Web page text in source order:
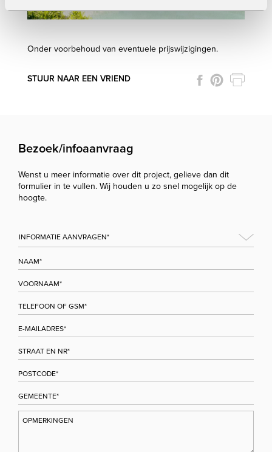
Onder voorbehoud van eventuele prijswijzigingen.
STUUR NAAR EEN VRIEND
Bezoek/infoaanvraag
Wenst u meer informatie over dit project, gelieve dan dit
formulier in te vullen. Wij houden u zo snel mogelijk op de
hoogte.